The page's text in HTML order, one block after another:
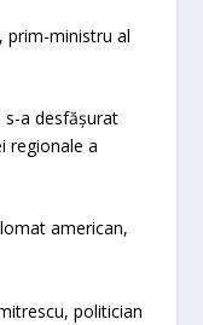
prim-ministru al
s-a desfășurat
regionale a
american,
politician